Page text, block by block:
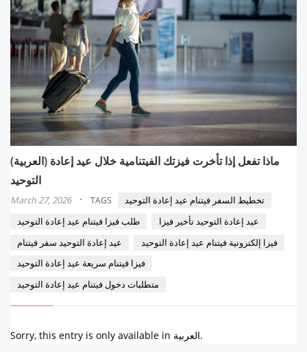
(العربية) ماذا تفعل إذا تأخرت فيزتك الفيتنامية خلال عيد إعادة
التوحيد
March 27, 2026 · TAGS
تخطيط السفر فيتنام عيد إعادة التوحيد
طلب فيزا فيتنام عيد إعادة التوحيد
عيد إعادة التوحيد تأخير فيزا
عيد إعادة التوحيد سفر فيتنام
فيزا إلكترونية فيتنام عيد إعادة التوحيد
فيزا فيتنام سريعة عيد إعادة التوحيد
متطلبات دخول فيتنام عيد إعادة التوحيد
Sorry, this entry is only available in العربية.